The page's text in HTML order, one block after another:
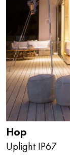
Hop
Uplight IP67